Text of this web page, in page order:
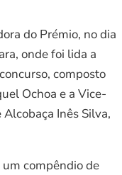
do Prémio, no dia
onde foi lida a
composto
Ochoa e a Vice-
Inês Silva,
compêndio de